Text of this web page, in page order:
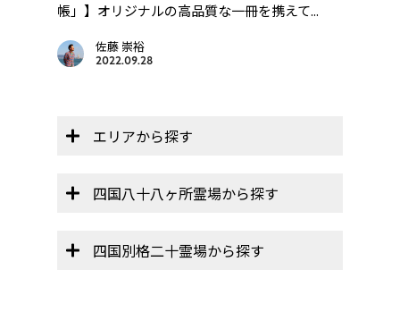
帳」】オリジナルの高品質な一冊を携えて...
佐藤 崇裕
2022.09.28
エリアから探す
四国八十八ヶ所霊場から探す
四国別格二十霊場から探す